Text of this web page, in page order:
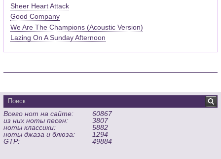
виде табулатур или нотной графики (при создании
табулатуры отображается соответствующая ей строчка с
нотами и наоборот);
Создание произведений для духовых, струнных, клавишных
Создание партий для барабанов и перкуссии;
дорожек с партией вокала;
гитары;
Экспортирование музыкальных партитур в MIDI, ASCII,
MusicXML, WAV, PNG, PDF, GP5 (в Guitar Pro 6), подготовка к
печати;
Импортирование из MIDI, ASCII,MusicXML, Power Tab (.ptb),
TablEdit (.tef)
Sheer Heart Attack
Good Company
We Are The Champions (Acoustic Version)
Lazing On A Sunday Afternoon
Всего нот на сайте:
60867
из них ноты песен:
3807
ноты классики:
5882
ноты джаза и блюза:
1294
GTP:
49884